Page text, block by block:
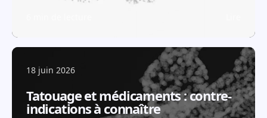
18 juin 2026
Tatouage et médicaments : contre-
indications à connaître